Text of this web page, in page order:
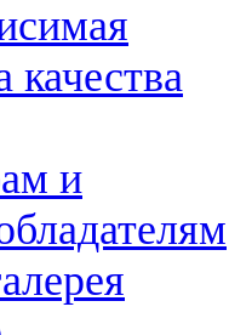
качества
и